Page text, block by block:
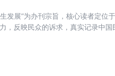
发展”为办刊宗旨，核心读者定位
，反映民众的诉求，真实记录中国